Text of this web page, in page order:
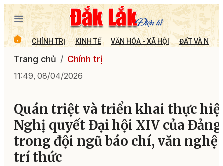
CHÍNH TRỊ KINH TẾ VĂN HÓA - XÃ HỘI ĐẤT VÀ
Trang chủ Chính trị
11:49, 08/04/2026
Quán triệt và triển khai thực
Nghị quyết Đại hội XIV của Đảng
trong đội ngũ báo chí, văn nghệ
trí thức